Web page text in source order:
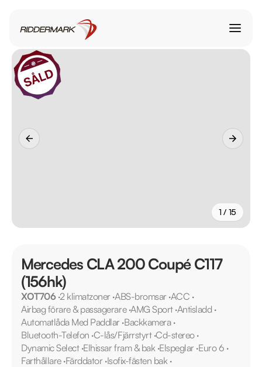
1 / 15
Mercedes CLA 200 Coupé C117
(156hk)
XOT706·2 klimatzoner ·ABS-bromsar ·ACC ·
Airbag förare & passagerare·AMG Sport·Antisladd ·
Automatlåda Med Paddlar ·Backkamera·
Bluetooth-Telefon ·C-lås/Fjärrstyrt·Cd-stereo·
Dynamic Select·Elhissar fram & bak·Elspeglar ·Euro 6 ·
Farthållare·Färddator ·Isofix-fästen bak·